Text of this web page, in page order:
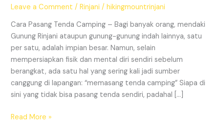
Leave a Comment /Rinjani /hikingmountrinjani
Cara Pasang Tenda Camping – Bagi banyak orang, mendaki
Gunung Rinjani ataupun gunung-gunung indah lainnya, satu
per satu, adalah impian besar. Namun, selain
mempersiapkan fisik dan mental diri sendiri sebelum
berangkat, ada satu hal yang sering kali jadi sumber
canggung di lapangan: “memasang tenda camping” Siapa di
sini yang tidak bisa pasang tenda sendiri, padahal […]
Read More »